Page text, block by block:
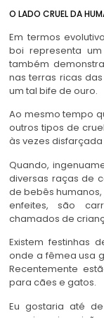
O LADO CRUEL DA
Em termos
boi representa
também
nas terras ricas
um tal bife de ouro.
Ao mesmo tempo
outros tipos de
às vezes
Quando,
diversas raças de
de bebês
enfeites, são
chamados de
Existem festinhas
onde a fêmea usa
Recentemente
para cães e gatos.
Eu gostaria até